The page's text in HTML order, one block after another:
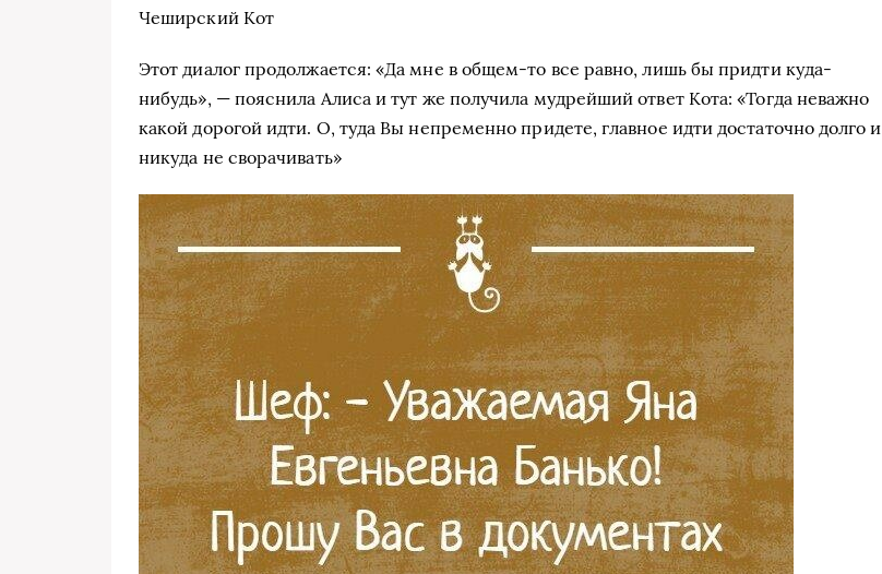
Чеширский Кот
Этот диалог продолжается: «Да мне в общем-то все равно, лишь бы придти куда-
нибудь», — пояснила Алиса и тут же получила мудрейший ответ Кота: «Тогда неважно
какой дорогой идти. О, туда Вы непременно придете, главное идти достаточно долго и
никуда не сворачивать»